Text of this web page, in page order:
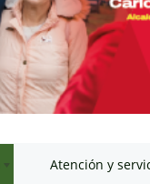
Atención y